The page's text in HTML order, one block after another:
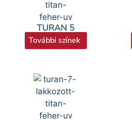
TURAN 5
További színek